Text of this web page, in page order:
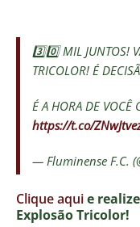
3️⃣0️⃣ MIL JUNTOS!
TRICOLOR! É
É A HORA DE VOCÊ
https://t.co/
— Fluminense F.C.
Clique aquie
Explosão Tricolor!